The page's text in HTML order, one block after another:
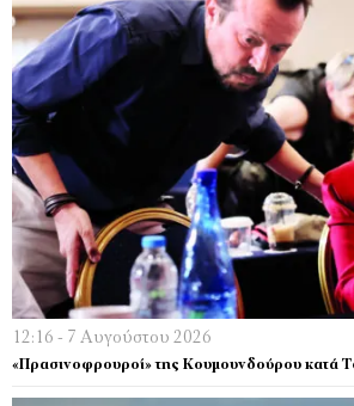
12:16 - 7 Αυγούστου 2026
«Πρασινοφρουροί» της Κουμουνδούρου κατά